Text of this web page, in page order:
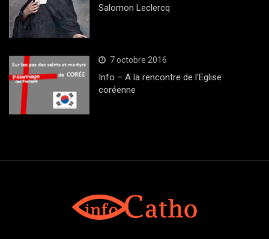
Salomon Leclercq
7 octobre 2016
Info – A la rencontre de l’Eglise
coréenne